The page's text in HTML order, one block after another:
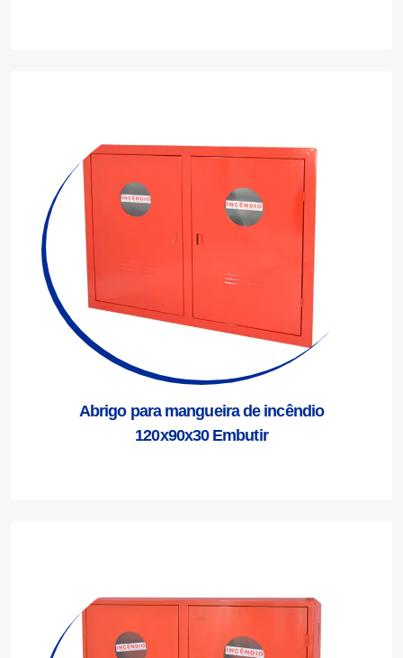
Abrigo para mangueira de incêndio
120x90x30 Embutir